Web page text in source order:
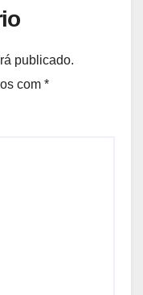
publicado.
com *